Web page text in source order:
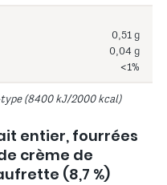
0,51 g
0,04 g
<1%
(8400 kJ/2000 kcal)
entier, fourrées
crème de
(8,7 %)